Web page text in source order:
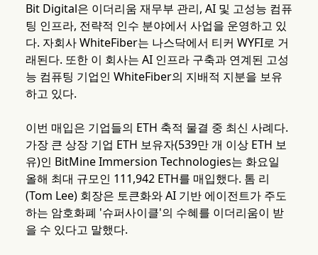
Bit Digital은 이더리움 재무부 관리, AI 및 고성능 컴퓨
팅 인프라, 전략적 인수 분야에서 사업을 운영하고 있
다. 자회사 WhiteFiber는 나스닥에서 티커 WYFI로 거
래된다. 또한 이 회사는 AI 인프라 구축과 연계된 고성
능 컴퓨팅 기업인 WhiteFiber의 지배적 지분을 보유
하고 있다.
이번 매입은 기업들의 ETH 축적 물결 중 최신 사례다.
가장 큰 상장 기업 ETH 보유자(539만 개 이상 ETH 보
유)인 BitMine Immersion Technologies는 화요일
올해 최대 규모인 111,942 ETH를 매입했다. 톰 리
(Tom Lee) 회장은 토큰화와 AI 기반 에이전트가 주도
하는 암호화폐 '슈퍼사이클'의 수혜를 이더리움이 받
을 수 있다고 말했다.